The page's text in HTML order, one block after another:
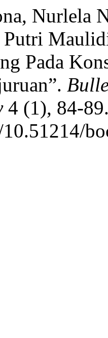
Nurlela
Pada
4 (1), 84-